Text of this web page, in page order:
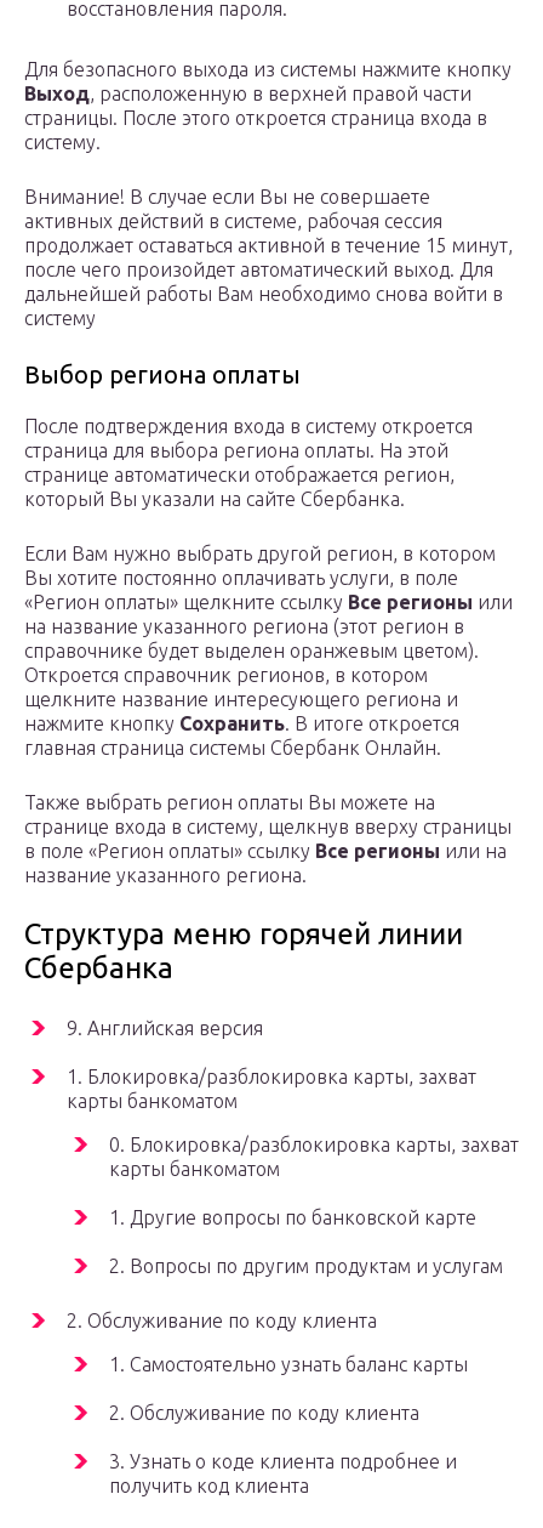
восстановления пароля.
Для безопасного выхода из системы нажмите кнопку
Выход, расположенную в верхней правой части
страницы. После этого откроется страница входа в
систему.
Внимание! В случае если Вы не совершаете
активных действий в системе, рабочая сессия
продолжает оставаться активной в течение 15 минут,
после чего произойдет автоматический выход. Для
дальнейшей работы Вам необходимо снова войти в
систему
Выбор региона оплаты
После подтверждения входа в систему откроется
страница для выбора региона оплаты. На этой
странице автоматически отображается регион,
который Вы указали на сайте Сбербанка.
Если Вам нужно выбрать другой регион, в котором
Вы хотите постоянно оплачивать услуги, в поле
«Регион оплаты» щелкните ссылку Все регионы или
на название указанного региона (этот регион в
справочнике будет выделен оранжевым цветом).
Откроется справочник регионов, в котором
щелкните название интересующего региона и
нажмите кнопку Сохранить. В итоге откроется
главная страница системы Сбербанк Онлайн.
Также выбрать регион оплаты Вы можете на
странице входа в систему, щелкнув вверху страницы
в поле «Регион оплаты» ссылку Все регионы или на
название указанного региона.
Структура меню горячей линии
Сбербанка
9. Английская версия
1. Блокировка/разблокировка карты, захват
карты банкоматом
0. Блокировка/разблокировка карты, захват
карты банкоматом
1. Другие вопросы по банковской карте
2. Вопросы по другим продуктам и услугам
2. Обслуживание по коду клиента
1. Самостоятельно узнать баланс карты
2. Обслуживание по коду клиента
3. Узнать о коде клиента подробнее и
получить код клиента